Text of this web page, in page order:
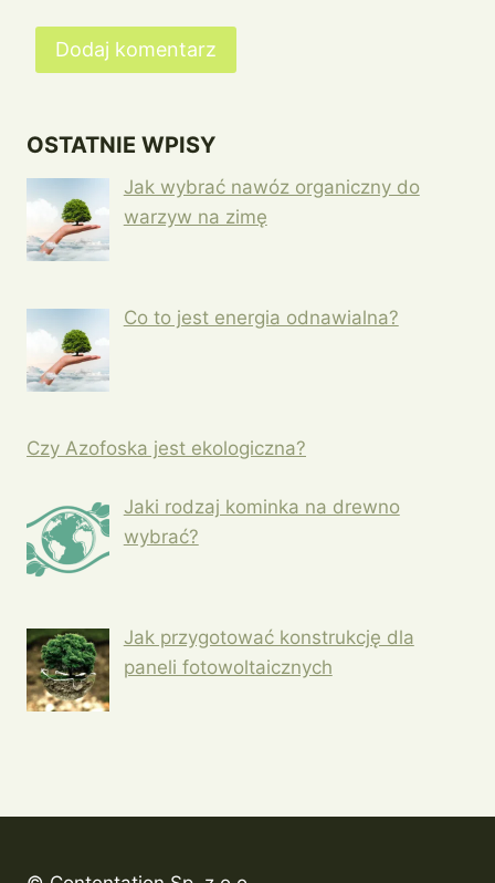
OSTATNIE WPISY
Jak wybrać nawóz organiczny do
warzyw na zimę
Co to jest energia odnawialna?
Czy Azofoska jest ekologiczna?
Jaki rodzaj kominka na drewno
wybrać?
Jak przygotować konstrukcję dla
paneli fotowoltaicznych